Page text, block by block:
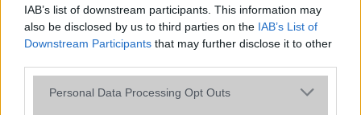
IAB’s list of downstream participants. This information may
also be disclosed by us to third parties on the IAB’s List of
Downstream Participants that may further disclose it to other
Please note that this website/app uses one or more Google
Personal Data Processing Opt Outs
272.000 Ft (új)